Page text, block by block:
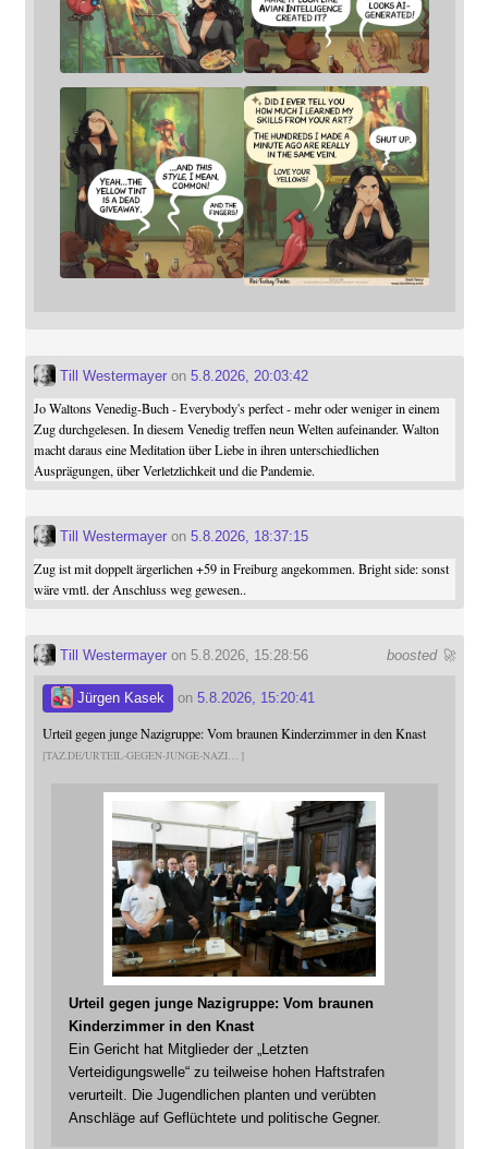
Till Westermayeron 5.8.2026, 20:03:42
Jo Waltons Venedig-Buch - Everybody's perfect - mehr oder weniger in einem
Zug durchgelesen. In diesem Venedig treffen neun Welten aufeinander. Walton
macht daraus eine Meditation über Liebe in ihren unterschiedlichen
Ausprägungen, über Verletzlichkeit und die Pandemie.
Till Westermayeron 5.8.2026, 18:37:15
Zug ist mit doppelt ärgerlichen +59 in Freiburg angekommen. Bright side: sonst
wäre vmtl. der Anschluss weg gewesen..
boosted 🚀
Till Westermayeron 5.8.2026, 15:28:56
Jürgen Kasek on 5.8.2026, 15:20:41
Urteil gegen junge Nazigruppe: Vom braunen Kinderzimmer in den Knast
TAZ.DE/URTEIL-GEGEN-JUNGE-NAZI
Urteil gegen junge Nazigruppe: Vom braunen
Kinderzimmer in den Knast
Ein Gericht hat Mitglieder der „Letzten
Verteidigungswelle“ zu teilweise hohen Haftstrafen
verurteilt. Die Jugendlichen planten und verübten
Anschläge auf Geflüchtete und politische Gegner.